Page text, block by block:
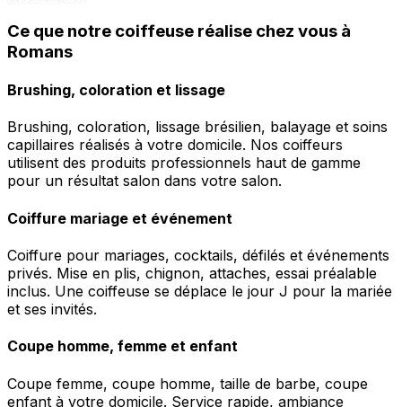
Ce que notre coiffeuse réalise chez vous à
Romans
Brushing, coloration et lissage
Brushing, coloration, lissage brésilien, balayage et soins
capillaires réalisés à votre domicile. Nos coiffeurs
utilisent des produits professionnels haut de gamme
pour un résultat salon dans votre salon.
Coiffure mariage et événement
Coiffure pour mariages, cocktails, défilés et événements
privés. Mise en plis, chignon, attaches, essai préalable
inclus. Une coiffeuse se déplace le jour J pour la mariée
et ses invités.
Coupe homme, femme et enfant
Coupe femme, coupe homme, taille de barbe, coupe
enfant à votre domicile. Service rapide, ambiance